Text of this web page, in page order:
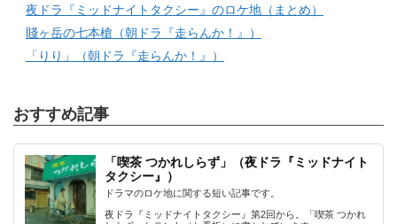
夜ドラ『ミッドナイトタクシー』のロケ地（まとめ）
賤ヶ岳の七本槍（朝ドラ『走らんか！』）
「りり」（朝ドラ『走らんか！』）
おすすめ記事
「喫茶 つかれしらず」（夜ドラ『ミッドナイト
タクシー』）
ドラマのロケ地に関する短い記事です。
夜ドラ『ミッドナイトタクシー』第2回から。「喫茶 つかれ